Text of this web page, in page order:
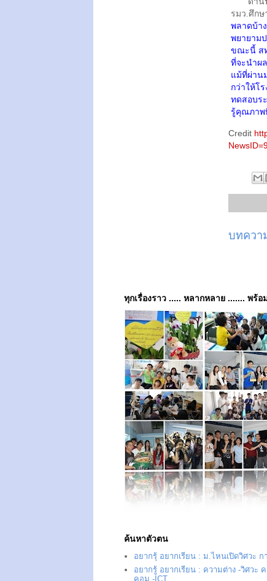
รมว.ศึกษ
พลาดบ้า
พยายาม
ขณะนี้ สท
ที่จะนำผ
แม้ที่ผ่าน
กว่าให้โร
ทดสอบร
รู้คุณภาพ
Credit
บทควา
ทุกเรื่องราว ..... หลากหลาย ....... พร้
ค้นหาตัวตน
อยากรุ้ อยากเรียน : ม.ไหนเปิดวิศวะ ก
อยากรู้ อยากเรียน : ความต่าง -วิศวะ
คอม -ICT